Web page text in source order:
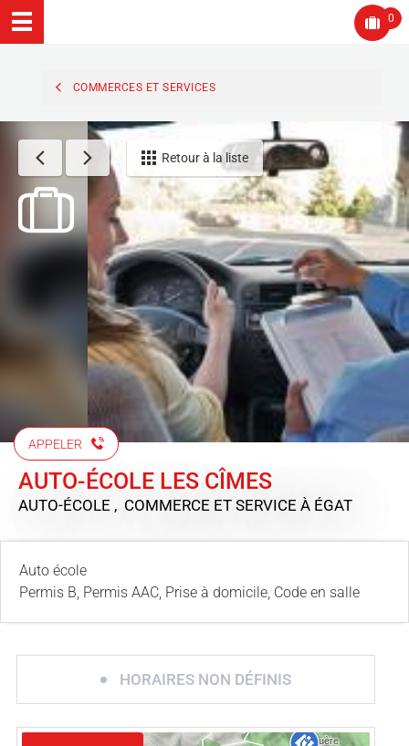
0
COMMERCES ET SERVICES
Retour à la liste
APPELER
AUTO-ÉCOLE LES CÎMES
AUTO-ÉCOLE , COMMERCE ET SERVICE À ÉGAT
Auto école
Permis B, Permis AAC, Prise à domicile, Code en salle
HORAIRES NON DÉFINIS